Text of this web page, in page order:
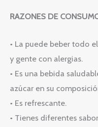
RAZONES DE
• La puede beber todo
y gente con alergias.
• Es una bebida
azúcar en su
• Es refrescante.
• Tienes diferentes